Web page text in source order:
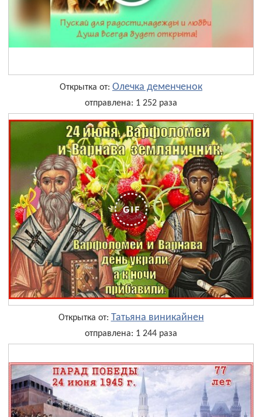
Открытка от: Олечка деменченок
отправлена: 1 252 раза
Открытка от: Татьяна виникайнен
отправлена: 1 244 раза